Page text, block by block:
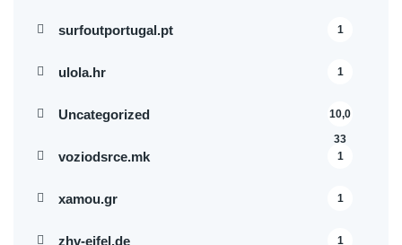
surfoutportugal.pt 1
ulola.hr 1
Uncategorized
10,0
33
voziodsrce.mk 1
xamou.gr 1
zhv-eifel.de 1